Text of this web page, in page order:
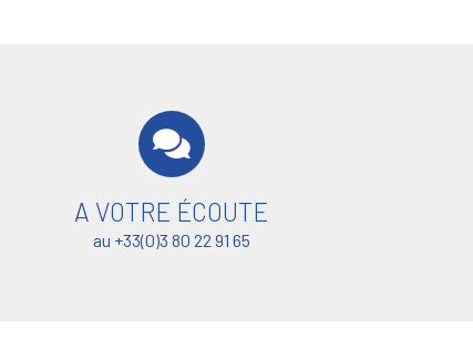
A VOTRE ÉCOUTE
au +33(0)3 80 22 91 65